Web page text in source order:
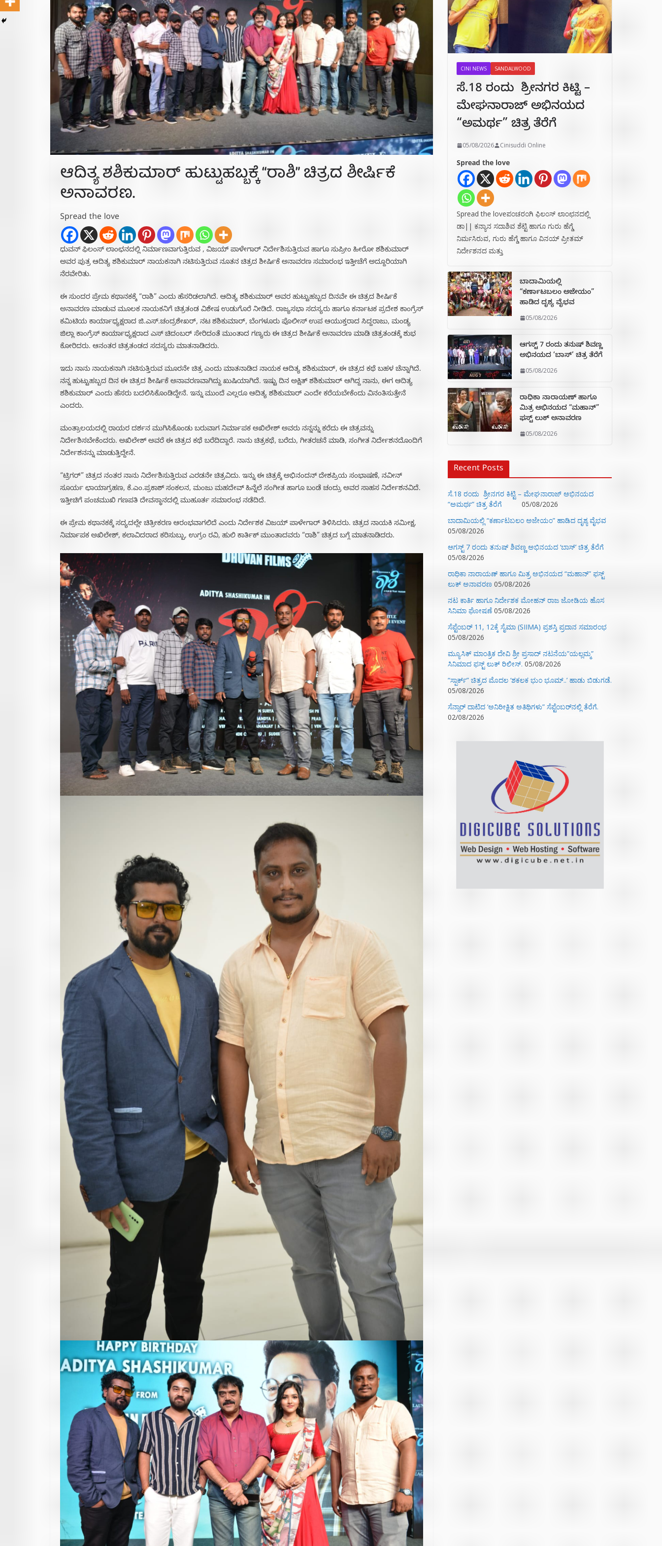
ಆದಿತ್ಯ ಶಶಿಕುಮಾರ್ ಹುಟ್ಟುಹಬ್ಬಕ್ಕೆ “ರಾಶಿ” ಚಿತ್ರದ ಶೀರ್ಷಿಕೆ
ಅನಾವರಣ.
Spread the love
ಧುವನ್ ಫಿಲಂಸ್ ಲಾಂಛನದಲ್ಲಿ ನಿರ್ಮಾಣವಾಗುತ್ತಿರುವ , ವಿಜಯ್ ಪಾಳೇಗಾರ್ ನಿರ್ದೇಶಿಸುತ್ತಿರುವ ಹಾಗೂ ಸುಪ್ರೀಂ ಹೀರೋ ಶಶಿಕುಮಾರ್
ಅವರ ಪುತ್ರ ಆದಿತ್ಯ ಶಶಿಕುಮಾರ್ ನಾಯಕನಾಗಿ ನಟಿಸುತ್ತಿರುವ ನೂತನ ಚಿತ್ರದ ಶೀರ್ಷಿಕೆ ಅನಾವರಣ ಸಮಾರಂಭ ಇತ್ತೀಚೆಗೆ ಅದ್ದೂರಿಯಾಗಿ
ನೆರವೇರಿತು.
ಈ ಸುಂದರ ಪ್ರೇಮ ಕಥಾನಕಕ್ಕೆ “ರಾಶಿ” ಎಂದು ಹೆಸರಿಡಲಾಗಿದೆ. ಆದಿತ್ಯ ಶಶಿಕುಮಾರ್ ಅವರ ಹುಟ್ಟುಹಬ್ಬದ ದಿನವೇ ಈ ಚಿತ್ರದ ಶೀರ್ಷಿಕೆ
ಅನಾವರಣ ಮಾಡುವ ಮೂಲಕ ನಾಯಕನಿಗೆ ಚಿತ್ರತಂಡ ವಿಶೇಷ ಉಡುಗೊರೆ ನೀಡಿದೆ. ರಾಜ್ಯಸಭಾ ಸದಸ್ಯರು ಹಾಗೂ ಕರ್ನಾಟಕ ಪ್ರದೇಶ ಕಾಂಗ್ರೆಸ್
ಕಮಿಟಿಯ ಕಾರ್ಯಾಧ್ಯಕ್ಷರಾದ ಜಿ.ಎಸ್.ಚಂದ್ರಶೇಖರ್, ನಟ ಶಶಿಕುಮಾರ್, ಬೆಂಗಳೂರು ಪೊಲೀಸ್ ಉಪ ಆಯುಕ್ತರಾದ ಸಿದ್ದರಾಜು, ಮಂಡ್ಯ
ಜಿಲ್ಲಾ ಕಾಂಗ್ರೆಸ್ ಕಾರ್ಯಾಧ್ಯಕ್ಷರಾದ ಎಸ್ ಚಿದಂಬರ್ ಸೇರಿದಂತೆ ಮುಂತಾದ ಗಣ್ಯರು ಈ ಚಿತ್ರದ ಶೀರ್ಷಿಕೆ ಅನಾವರಣ ಮಾಡಿ ಚಿತ್ರತಂಡಕ್ಕೆ ಶುಭ
ಕೋರಿದರು. ಆನಂತರ ಚಿತ್ರತಂಡದ ಸದಸ್ಯರು ಮಾತನಾಡಿದರು.
ಇದು ನಾನು ನಾಯಕನಾಗಿ ನಟಿಸುತ್ತಿರುವ ಮೂರನೇ ಚಿತ್ರ‌ ಎಂದು ಮಾತನಾಡಿದ ನಾಯಕ ಆದಿತ್ಯ ಶಶಿಕುಮಾರ್, ಈ ಚಿತ್ರದ ಕಥೆ ಬಹಳ ಚೆನ್ನಾಗಿದೆ.
ನನ್ನ ಹುಟ್ಟುಹಬ್ಬದ ದಿನ ಈ ಚಿತ್ರದ ಶೀರ್ಷಿಕೆ ಅನಾವರಣವಾಗಿದ್ದು ಖುಷಿಯಾಗಿದೆ. ಇಷ್ಟು ದಿನ ಅಕ್ಷಿತ್ ಶಶಿಕುಮಾರ್ ಆಗಿದ್ದ ನಾನು, ಈಗ ಆದಿತ್ಯ
ಶಶಿಕುಮಾರ್ ಎಂದು ಹೆಸರು ಬದಲಿಸಿಕೊಂಡಿದ್ದೇನೆ. ಇನ್ನು ಮುಂದೆ ಎಲ್ಲರೂ ಆದಿತ್ಯ ಶಶಿಕುಮಾರ್ ಎಂದೇ ಕರೆಯಬೇಕೆಂದು ವಿನಂತಿಸುತ್ತೇನೆ
ಎಂದರು.
ಮಂತ್ರಾಲಯದಲ್ಲಿ ರಾಯರ ದರ್ಶನ ಮುಗಿಸಿಕೊಂಡು ಬರುವಾಗ ನಿರ್ಮಾಪಕ ಅಖಿಲೇಶ್ ಅವರು ನನ್ನನ್ನು ಕರೆದು ಈ ಚಿತ್ರವನ್ನು
ನಿರ್ದೇಶಿಸಬೇಕೆಂದರು. ಅಖಿಲೇಶ್ ಅವರೆ ಈ ಚಿತ್ರದ ಕಥೆ ಬರೆದಿದ್ದಾರೆ. ನಾನು ಚಿತ್ರಕಥೆ, ಬರೆದು, ಗೀತರಚನೆ ಮಾಡಿ, ಸಂಗೀತ ನಿರ್ದೇಶನದೊಂದಿಗೆ
ನಿರ್ದೇಶನನ್ನು ಮಾಡುತ್ತಿದ್ದೇನೆ.
“ಟ್ರಿಗರ್” ಚಿತ್ರದ ನಂತರ ನಾನು ನಿರ್ದೇಶಿಸುತ್ತಿರುವ ಎರಡನೇ ಚಿತ್ರವಿದು. ಇನ್ನು ಈ ಚಿತ್ರಕ್ಕೆ ಅಭಿನಂದನ್ ದೇಶಪ್ರಿಯ ಸಂಭಾಷಣೆ, ನವೀನ್
ಸೂರ್ಯ ಛಾಯಾಗ್ರಹಣ, ಕೆ.ಎಂ.ಪ್ರಕಾಶ್ ಸಂಕಲನ‌, ಮಂಜು ಮಹದೇವ್ ಹಿನ್ನೆಲೆ ಸಂಗೀತ ಹಾಗೂ ಬಂಡೆ ಚಂದ್ರು ಅವರ ಸಾಹಸ ನಿರ್ದೇಶನವಿದೆ.
ಇತ್ತೀಚಿಗೆ ಪಂಚಮುಖಿ ಗಣಪತಿ ದೇವಸ್ಥಾನದಲ್ಲಿ ಮುಹೂರ್ತ ಸಮಾರಂಭ ನಡೆದಿದೆ.
ಈ ಪ್ರೇಮ ಕಥಾನಕಕ್ಕೆ ಸದ್ಯದಲ್ಲೇ ಚಿತ್ರೀಕರಣ ಆರಂಭವಾಗಲಿದೆ ಎಂದು ನಿರ್ದೇಶಕ ವಿಜಯ್ ಪಾಳೇಗಾರ್ ತಿಳಿಸಿದರು. ಚಿತ್ರದ ನಾಯಕಿ ಸಮೀಕ್ಷ,
ನಿರ್ಮಾಪಕ ಅಖಿಲೇಶ್, ಕಲಾವಿದರಾದ ಕರಿಸುಬ್ಬು, ಉಗ್ರಂ ರವಿ, ಹುಲಿ ಕಾರ್ತಿಕ್ ಮುಂತಾದವರು “ರಾಶಿ” ಚಿತ್ರದ ಬಗ್ಗೆ ‌ಮಾತನಾಡಿದರು.
CINI NEWS SANDALWOOD
ಸೆ.18 ರಂದು ಶ್ರೀನಗರ ಕಿಟ್ಟಿ –
ಮೇಘನಾರಾಜ್ ಅಭಿನಯದ
“ಅಮರ್ಥ” ಚಿತ್ರ ತೆರೆಗೆ
05/08/2026 Cinisuddi Online
Spread the love
Spread the loveಪಂಚರಂಗಿ ಫಿಲಂಸ್ ಲಾಂಛನದಲ್ಲಿ
ಡಾ|| ಕನ್ಯಾನ ಸದಾಶಿವ ಶೆಟ್ಟಿ ಹಾಗೂ ಗುರು ಹೆಗ್ಡೆ
ನಿರ್ಮಸಿರುವ, ಗುರು ಹೆಗ್ಡೆ ಹಾಗೂ ವಿನಯ್ ಪ್ರೀತಮ್
ನಿರ್ದೇಶನದ ಮತ್ತು
ಬಾದಾಮಿಯಲ್ಲಿ
“ಕರ್ಣಾಟಬಲಂ ಅಜೇಯಂ”
ಹಾಡಿದ ದೃಶ್ಯ ವೈಭವ
05/08/2026
ಆಗಸ್ಟ್ 7 ರಂದು ತನುಷ್ ಶಿವಣ್ಣ
ಅಭಿನಯದ ‘ಬಾಸ್’ ಚಿತ್ರ ತೆರೆಗೆ
05/08/2026
ರಾಧಿಕಾ ನಾರಾಯಣ್ ಹಾಗೂ
ಮಿತ್ರ ಅಭಿನಯದ “ಮಹಾನ್”
ಫಸ್ಟ್ ಲುಕ್ ಅನಾವರಣ
05/08/2026
Recent Posts
ಸೆ.18 ರಂದು ಶ್ರೀನಗರ ಕಿಟ್ಟಿ – ಮೇಘನಾರಾಜ್ ಅಭಿನಯದ
“ಅಮರ್ಥ” ಚಿತ್ರ ತೆರೆಗೆ
05/08/2026
ಬಾದಾಮಿಯಲ್ಲಿ “ಕರ್ಣಾಟಬಲಂ ಅಜೇಯಂ” ಹಾಡಿದ ದೃಶ್ಯ ವೈಭವ
05/08/2026
ಆಗಸ್ಟ್ 7 ರಂದು ತನುಷ್ ಶಿವಣ್ಣ ಅಭಿನಯದ ‘ಬಾಸ್’ ಚಿತ್ರ ತೆರೆಗೆ
05/08/2026
ರಾಧಿಕಾ ನಾರಾಯಣ್ ಹಾಗೂ ಮಿತ್ರ ಅಭಿನಯದ “ಮಹಾನ್” ಫಸ್ಟ್
ಲುಕ್ ಅನಾವರಣ 05/08/2026
ನಟ ಕಾರ್ತಿ ಹಾಗೂ ನಿರ್ದೇಶಕ ಮೋಹನ್ ರಾಜ ಜೋಡಿಯ ಹೊಸ
ಸಿನಿಮಾ ಘೋಷಣೆ 05/08/2026
ಸೆಪ್ಟೆಂಬರ್ 11, 12ಕ್ಕೆ ಸೈಮಾ (SIIMA) ಪ್ರಶಸ್ತಿ ಪ್ರದಾನ ಸಮಾರಂಭ
05/08/2026
ಮ್ಯೂಸಿಕ್‌ ಮಾಂತ್ರಿಕ ದೇವಿ ಶ್ರೀ ಪ್ರಸಾದ್ ನಟನೆಯ”ಯಲ್ಲಮ್ಮ”
ಸಿನಿಮಾದ ಫಸ್ಟ್‌ ಲುಕ್‌ ರಿಲೀಸ್. 05/08/2026
“ಸ್ಪಾರ್ಕ್” ಚಿತ್ರದ ಮೊದಲ‌ ‘ಶಕಲಕ ಭುಂ‌ ಭೂಮ್..’ ಹಾಡು ಬಿಡುಗಡೆ.
05/08/2026
ಸೆನ್ಸಾರ್ ದಾಟಿದ ‘ಅನಿರೀಕ್ಷಿತ ಅತಿಥಿಗಳು” ಸೆಪ್ಟೆಂಬರ್‌ನಲ್ಲಿ ತೆರೆಗೆ.
02/08/2026